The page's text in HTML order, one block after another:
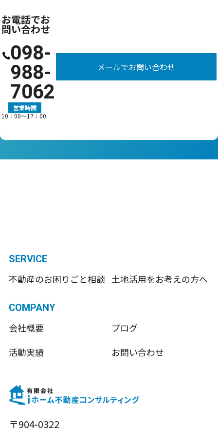
お電話でお
問い合わせ
098-
988-
7062
営業時間
10：00〜17：00
メールでお問い合わせ
〒904-0322
SERVICE
不動産のお困りごと相談 土地活用をお考えの方へ
COMPANY
会社概要
ブログ
活動実績
お問い合わせ